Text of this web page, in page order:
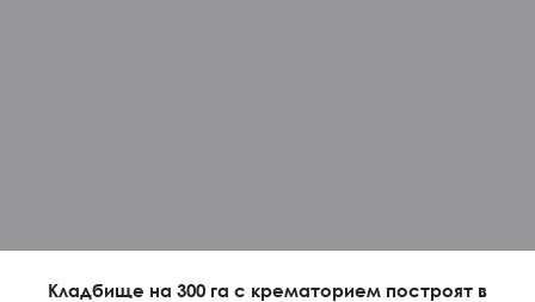
Кладбище на 300 га с крематорием построят в